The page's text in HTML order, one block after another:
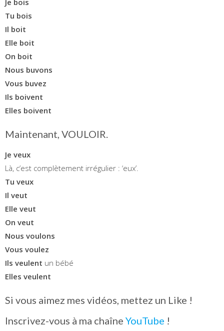
Je bois
Tu bois
Il boit
Elle boit
On boit
Nous buvons
Vous buvez
Ils boivent
Elles boivent
Maintenant, VOULOIR.
Je veux
Là, c’est complètement irrégulier : ‘eux’.
Tu veux
Il veut
Elle veut
On veut
Nous voulons
Vous voulez
Ils veulent un bébé
Elles veulent
Si vous aimez mes vidéos, mettez un Like !
Inscrivez-vous à ma chaîne YouTube !